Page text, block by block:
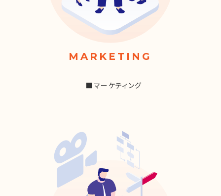
MARKETING
■マーケティング